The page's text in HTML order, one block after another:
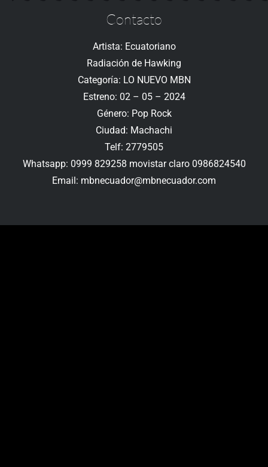
Contacto
Artista: Ecuatoriano
Radiación de Hawking
Categoría: LO NUEVO MBN
Estreno: 02 – 05 – 2024
Género: Pop Rock
Ciudad: Machachi
Telf: 2779505
Whatsapp: 0999 829258 movistar claro 0986824540
Email: mbnecuador@mbnecuador.com